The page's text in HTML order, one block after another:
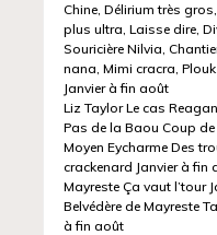
Chine, Délirium très
plus ultra, Laisse dire,
Souricière Nilvia,
nana, Mimi cracra,
Janvier à fin août
Liz Taylor Le cas
Pas de la Baou Coup
Moyen Eycharme Des
crackenard Janvier à fin
Mayreste Ça vaut l’tour
Belvédère de Mayreste
à fin août